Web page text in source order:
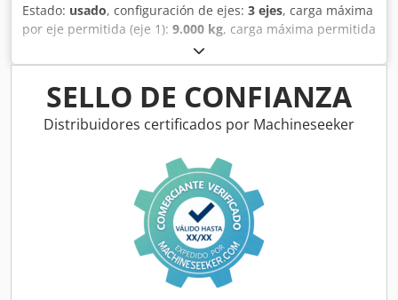
Estado: usado, configuración de ejes: 3 ejes, carga máxima
por eje permitida (eje 1): 9.000 kg, carga máxima permitida
, carga de eje permitida (eje 3):
9.000 kg, primer registro:10/2014, longitud del espacio de
carga: 13.570 mm , anchura del espacio de carga:2.480
, altura del espacio de carga:3.680 mm, longitud total:
13.900 mm, ancho total:2.550 mm, altura total:4.000 mm
, distancia entre ejes: 9.470 mm
, Equipamiento:
Configuración del eje Medida de neumáticos: 385 / 55 /
R22.5 Marca de los ejes: Gigant Frenos: Frenos de disco
Suspensión: Suspensión neumática Eje trasero 1: Carga
máxima por eje: 9,000 kg; Perfil del neumático izquierdo:
30%; Perfil del neumático derecho: 30% Eje trasero 2:
Carga máxima por eje: 9,000 kg; Direccional; Perfil del
SELLO DE CONFIANZA
Distribuidores certificados por Machineseeker